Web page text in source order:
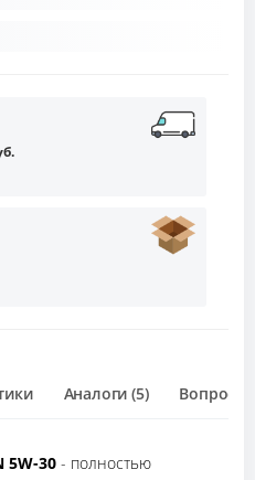
Аналоги (5) Вопрос о
5W-30 - полностью